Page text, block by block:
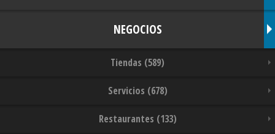
NEGOCIOS
Tiendas (589)
Servicios (678)
Restaurantes (133)